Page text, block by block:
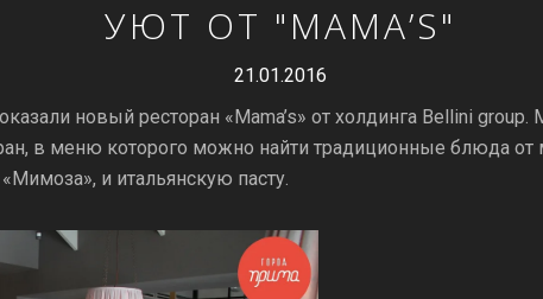
УЮТ ОТ "MAMA’S"
21.01.2016
новый ресторан «Mama’s» от холдинга Bellini
в меню которого можно найти традиционные блюда от
и итальянскую пасту.